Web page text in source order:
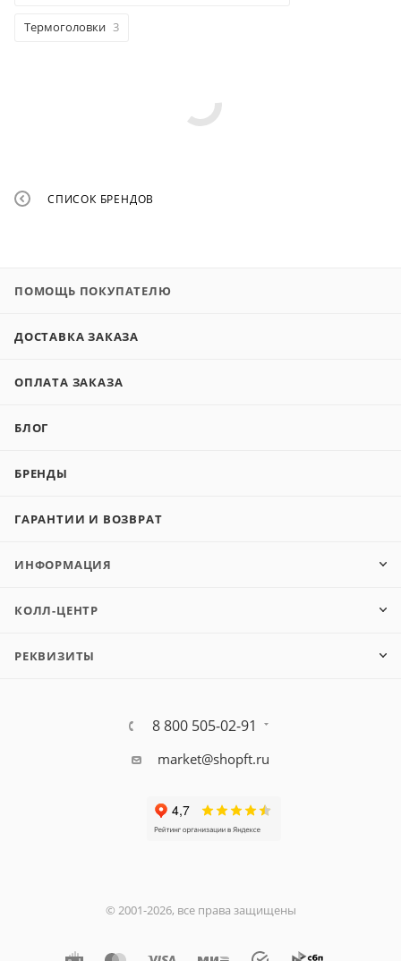
Термоголовки 3
СПИСОК БРЕНДОВ
ПОМОЩЬ ПОКУПАТЕЛЮ
ДОСТАВКА ЗАКАЗА
ОПЛАТА ЗАКАЗА
БЛОГ
БРЕНДЫ
ГАРАНТИИ И ВОЗВРАТ
ИНФОРМАЦИЯ
КОЛЛ-ЦЕНТР
РЕКВИЗИТЫ
8 800 505-02-91
market@shopft.ru
© 2001-2026, все права защищены